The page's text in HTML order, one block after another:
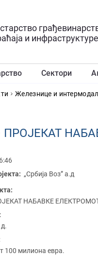
и инфраструктуре
Сектори
Железнице и
ПРОЈЕКАТ
„Србија Воз” а.д
НАБАВКЕ
д.
100 милиона евра.